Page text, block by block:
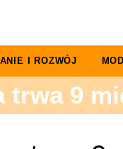
I ROZWÓJ
trwa 9